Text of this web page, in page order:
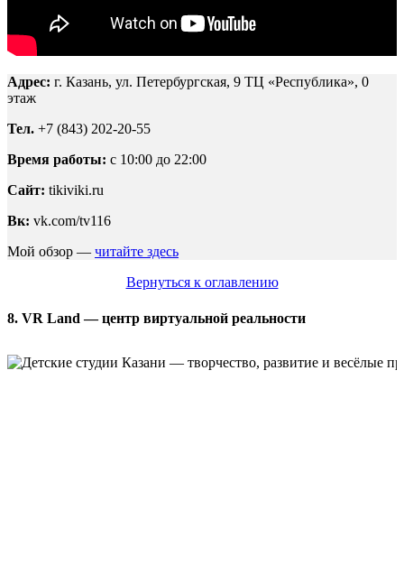
Адрес: г. Казань, ул. Петербургская, 9 ТЦ «Республика», 0
этаж
Тел. +7 (843) 202-20-55
Время работы: c 10:00 до 22:00
Сайт: tikiviki.ru
Вк: vk.com/tv116
Мой обзор — читайте здесь
Вернуться к оглавлению
8. VR Land — центр виртуальной реальности